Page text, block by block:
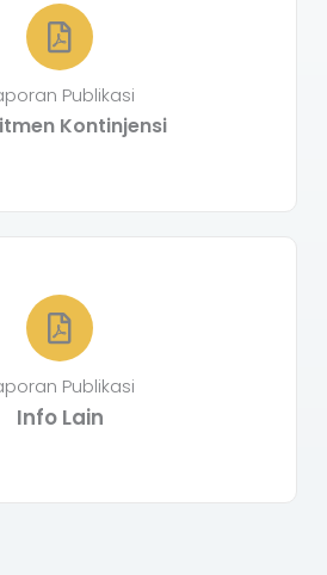
Publikasi
Kontinjensi
Publikasi
Info Lain